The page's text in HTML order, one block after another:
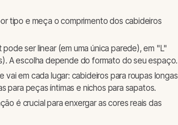
tipo e meça o comprimento dos cabideiros
ser linear (em uma única parede), em "L"
A escolha depende do formato do seu espaço.
vai em cada lugar: cabideiros para roupas longas
para peças íntimas e nichos para sapatos.
é crucial para enxergar as cores reais das